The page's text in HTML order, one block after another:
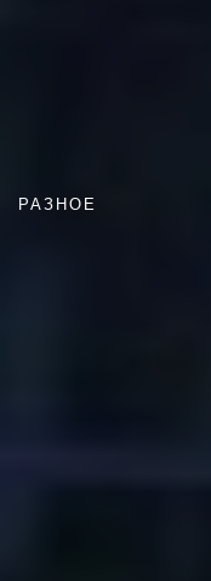
РАЗНОЕ